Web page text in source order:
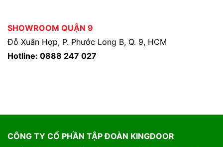
SHOWROOM QUẬN 9
Đỗ Xuân Hợp, P. Phước Long B, Q. 9, HCM
Hotline: 0888 247 027
CÔNG TY CỔ PHẦN TẬP ĐOÀN KINGDOOR